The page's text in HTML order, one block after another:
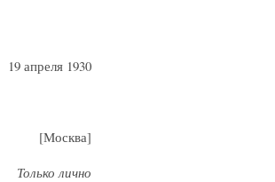
19 апреля 1930
[Москва]
Только лично